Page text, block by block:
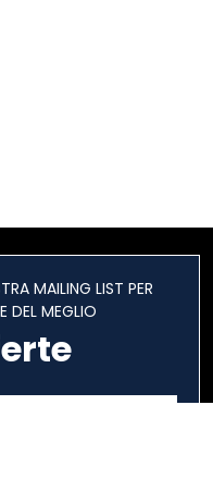
MAILING LIST PER
DEL MEGLIO